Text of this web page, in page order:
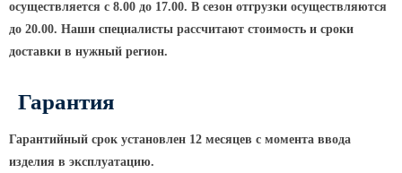
РМГ Радиомачты. Опоры сотовoй
связи
ОДН Радиомачты. Опоры двойного
ОСВЕЩЕНИЯ
осуществляется с 8.00 до 17.00. В сезон отгрузки осуществляются
до 20.00. Наши специалисты рассчитают стоимость и сроки
доставки в нужный регион.
Гарантия
Гарантийный срок установлен 12 месяцев с момента ввода
изделия в эксплуатацию.